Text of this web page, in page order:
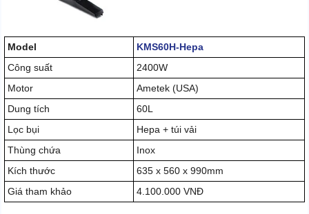
Model
KMS60H-Hepa
Công suất
2400W
Motor
Ametek (USA)
Dung tích
60L
Lọc bụi
Hepa + túi vải
Thùng chứa
Inox
Kích thước
635 x 560 x 990mm
Giá tham khảo
4.100.000 VNĐ